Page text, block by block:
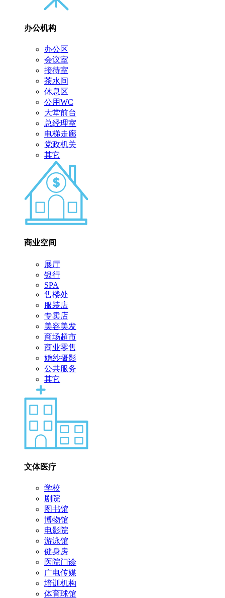
办公机构
办公区
会议室
接待室
茶水间
休息区
公用WC
大堂前台
总经理室
电梯走廊
党政机关
其它
商业空间
展厅
银行
SPA
售楼处
服装店
专卖店
美容美发
商场超市
商业零售
婚纱摄影
公共服务
其它
文体医疗
学校
剧院
图书馆
博物馆
电影院
游泳馆
健身房
医院门诊
广电传媒
培训机构
体育球馆